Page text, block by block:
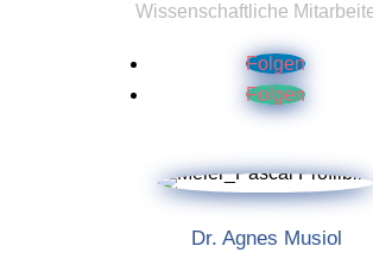
Wissenschaftliche
Folgen
Folgen
Dr. Agnes Musiol